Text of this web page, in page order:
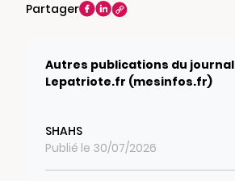
Partager
Autres publications du journal
Lepatriote.fr (mesinfos.fr)
SHAHS
Publié le 30/07/2026